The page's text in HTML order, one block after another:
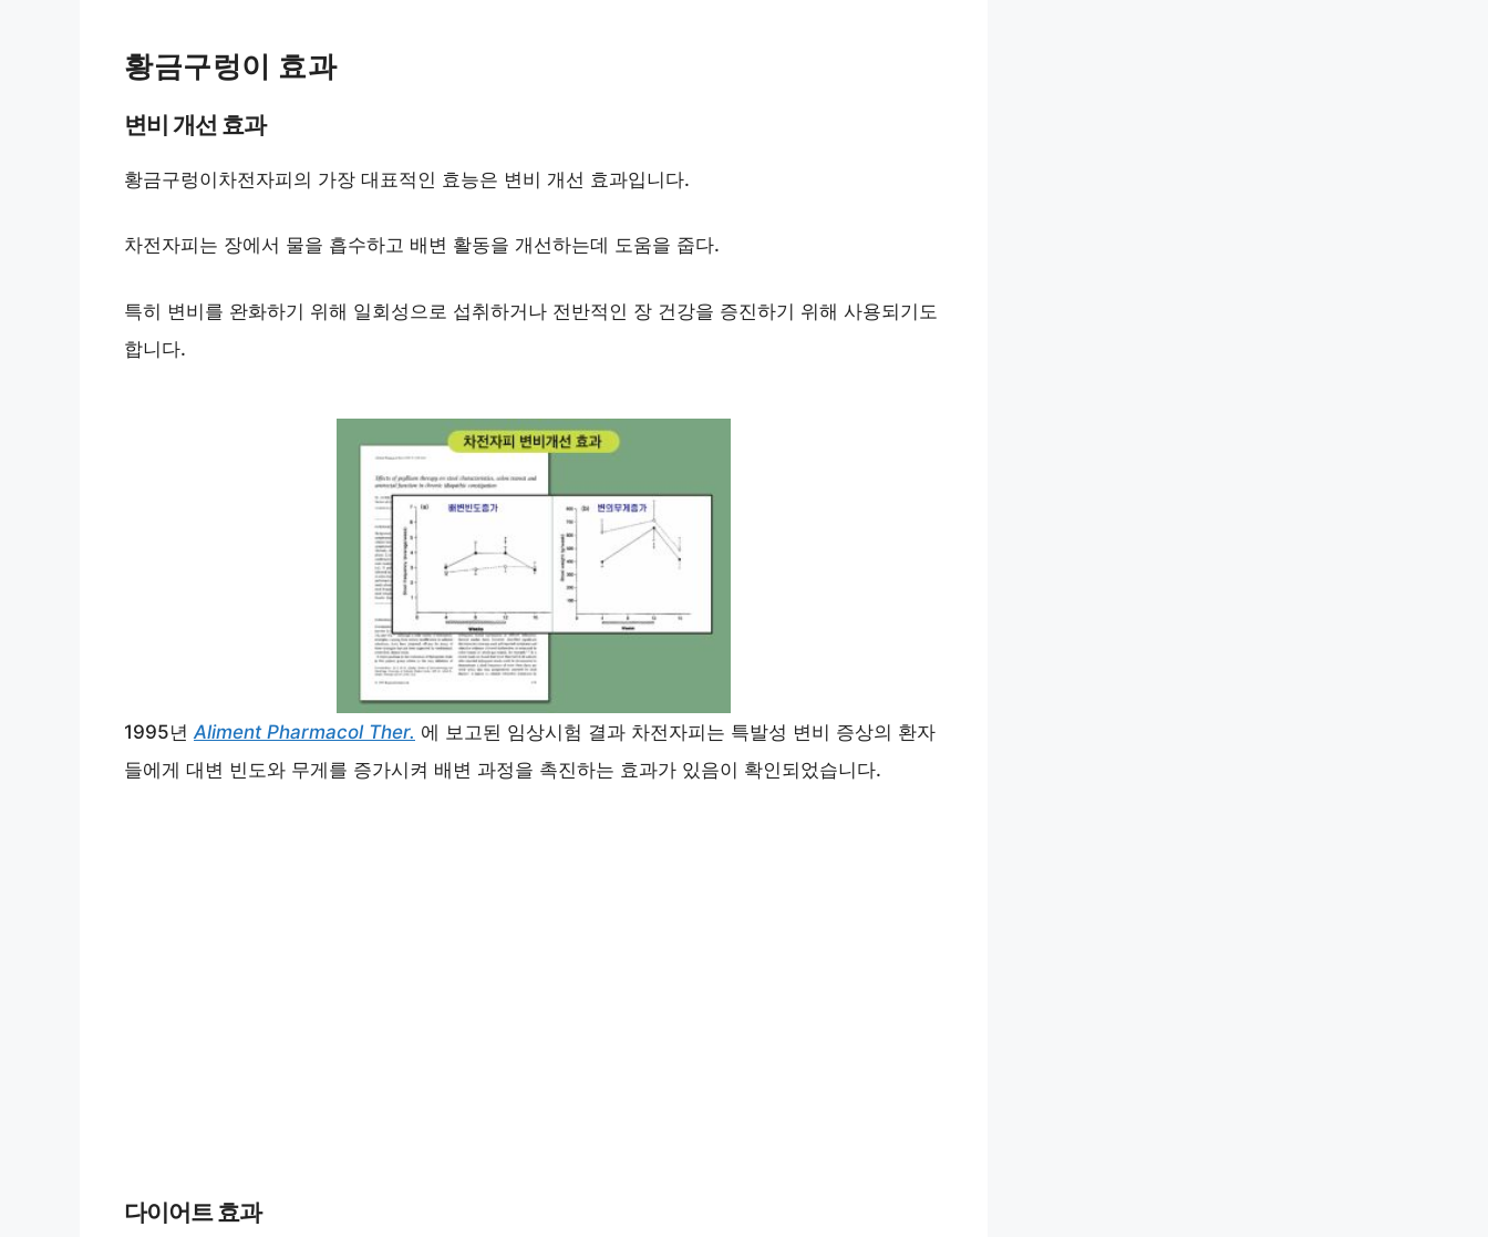
황금구렁이 효과
변비 개선 효과
황금구렁이차전자피의 가장 대표적인 효능은 변비 개선 효과입니다.
차전자피는 장에서 물을 흡수하고 배변 활동을 개선하는데 도움을 줍다.
특히 변비를 완화하기 위해 일회성으로 섭취하거나 전반적인 장 건강을 증진하기 위해 사용되기도
합니다.
1995년Aliment Pharmacol Ther. 에 보고된 임상시험 결과 차전자피는 특발성 변비 증상의 환자
들에게 대변 빈도와 무게를 증가시켜 배변 과정을 촉진하는 효과가 있음이 확인되었습니다.
다이어트 효과